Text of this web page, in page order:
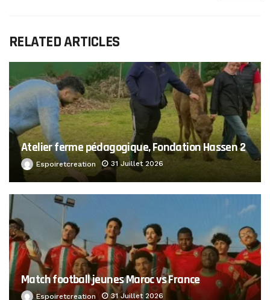
RELATED ARTICLES
Atelier ferme pédagogique, Fondation Hassen 2
Espoiretcreation 31 Juillet 2026
Match football jeunes Maroc vs France
Espoiretcreation 31 Juillet 2026